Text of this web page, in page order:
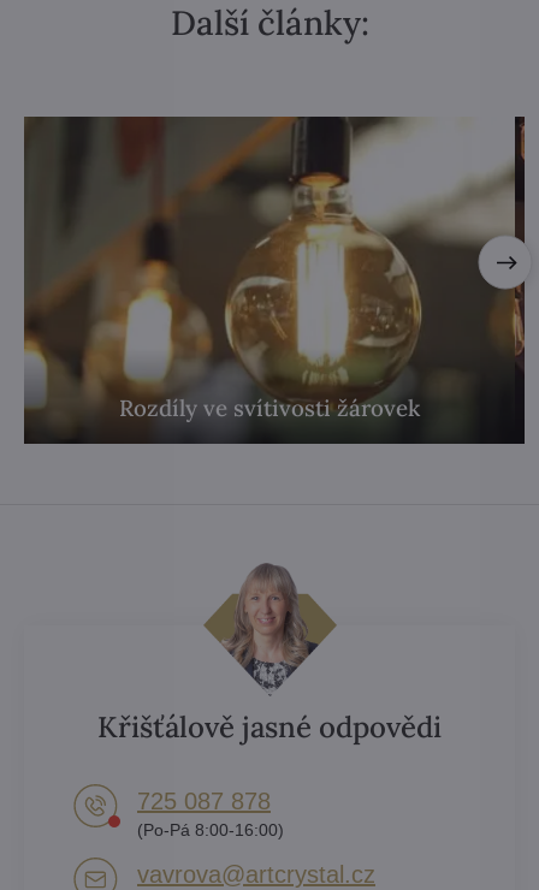
Další články:
Rozdíly ve svítivosti žárovek
Křišťálově jasné odpovědi
725 087 878​
(Po-Pá 8:00-16:00)
vavrova​@artcrystal​.cz